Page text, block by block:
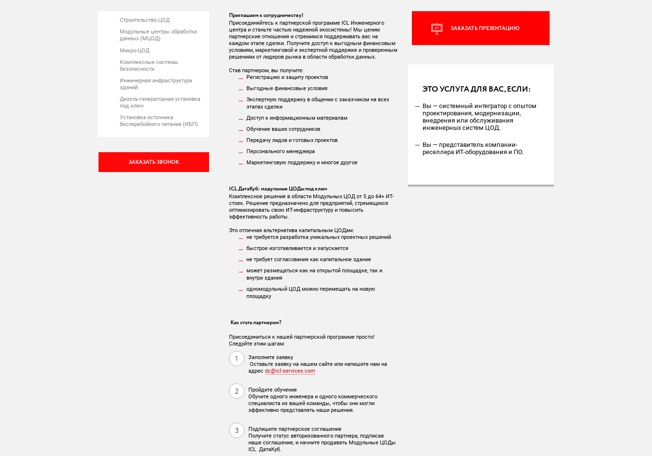
Строительство ЦОД
Модульные центры обработки
данных (МЦОД)
Микро-ЦОД
Комплексные системы
безопасности
Инженерная инфраструктура
зданий
Дизель-генераторная установка
под ключ
Установка источника
бесперебойного питания (ИБП)
ЗАКАЗАТЬ ЗВОНОК
ЗАКАЗАТЬ ПРЕЗЕНТАЦИЮ
ЭТО УСЛУГА ДЛЯ ВАС, ЕСЛИ:
Вы — системный интегратор с опытом
проектирования, модернизации,
внедрения или обслуживания
инженерных систем ЦОД.
Вы — представитель компании-
реселлера ИТ-оборудования и ПО.
Приглашаем к сотрудничеству!
Присоединяйтесь к партнерской программе ICL Инженерного
центра и станьте частью надежной экосистемы! Мы ценим
партнерские отношения и стремимся поддерживать вас на
каждом этапе сделки. Получите доступ к выгодным финансовым
условиям, маркетинговой и экспертной поддержке и проверенным
решениям от лидеров рынка в области обработки данных.
Став партнером, вы получите:
Регистрацию и защиту проектов
Выгодные финансовые условия
Экспертную поддержку в общении с заказчиком на всех
этапах сделки
Доступ к информационным материалам
Обучение ваших сотрудников
Передачу лидов и готовых проектов
Персонального менеджера
Маркетинговую поддержку и многое другое
ICL ДатаКуб: модульные ЦОДы под ключ
Комплексное решение в области Модульных ЦОД от 5 до 64+ ИТ-
стоек. Решение предназначено для предприятий, стремящихся
оптимизировать свою ИТ-инфраструктуру и повысить
эффективность работы.
Это отличная альтернатива капитальным ЦОДам:
не требуется разработка уникальных проектных решений
быстрое изготавливается и запускается
не требует согласования как капитальное здание
может размещаться как на открытой площадке, так и
внутри здания
одномодульный ЦОД можно перемещать на новую
площадку
Как стать партнером?
Присоединиться к нашей партнерской программе просто!
Следуйте этим шагам:
Заполните заявку
Оставьте заявку на нашем сайте или напишите нам на
адрес dc@icl-services.com
Пройдите обучение
Обучите одного инженера и одного коммерческого
специалиста из вашей команды, чтобы они могли
эффективно представлять наши решения.
Подпишите партнерское соглашение
Получите статус авторизованного партнера, подписав
наше соглашение, и начните продавать Модульные ЦОДы
ICL ДатаКуб.